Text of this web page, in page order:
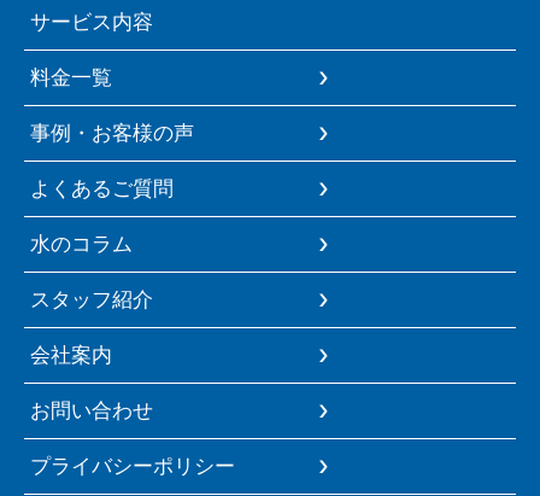
サービス内容
料金一覧
事例・お客様の声
よくあるご質問
水のコラム
スタッフ紹介
会社案内
お問い合わせ
プライバシーポリシー